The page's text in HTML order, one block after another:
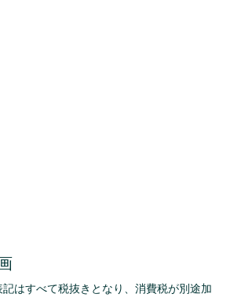
はすべて税抜きとなり、消費税が別途加